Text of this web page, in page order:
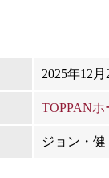
2025年12
TOPPANホ
ジョン・